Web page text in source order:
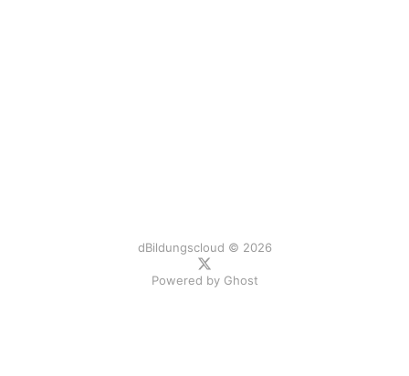
dBildungscloud © 2026
Powered by Ghost